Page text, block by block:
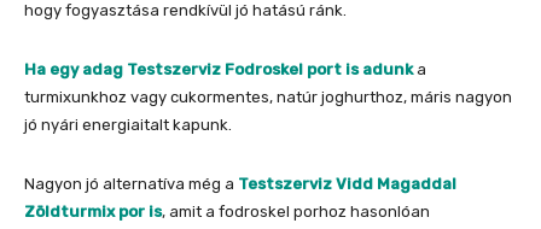
hogy fogyasztása rendkívül jó hatású ránk.
Ha egy adag Testszerviz Fodroskel port is adunka
turmixunkhoz vagy cukormentes, natúr joghurthoz, máris nagyon
jó nyári energiaitalt kapunk.
Nagyon jó alternatíva még a Testszerviz Vidd Magaddal
Zöldturmix por is, amit a fodroskel porhoz hasonlóan